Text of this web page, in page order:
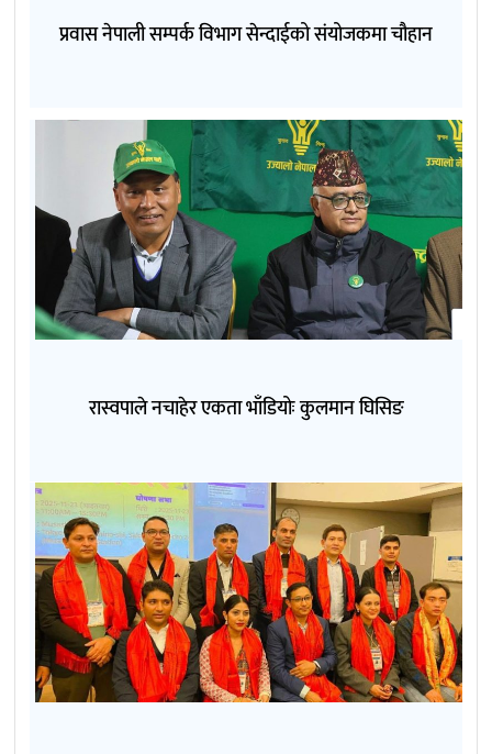
प्रवास नेपाली सम्पर्क विभाग सेन्दाईको संयोजकमा चौहान
रास्वपाले नचाहेर एकता भाँडियोः कुलमान घिसिङ